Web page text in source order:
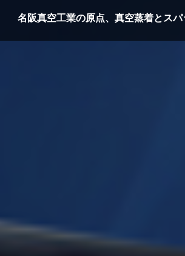
名阪真空工業の原点、真空蒸着とス